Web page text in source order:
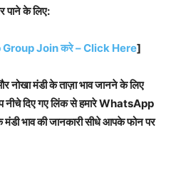
पाने के लिए:
Join करे – Click Here]
नोखा मंडी के ताज़ा भाव जानने के लिए
नीचे दिए गए लिंक से हमारे WhatsApp
भाव की जानकारी सीधे आपके फोन पर